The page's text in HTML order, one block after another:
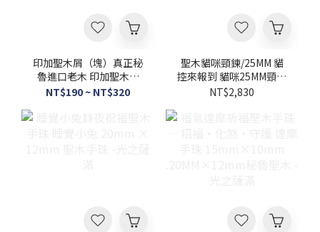
印加聖木屑（塊）真正秘
魯進口老木 印加聖木塊
秘魯聖木屑-光之薩滿
NT$190 ~ NT$320
聖木貓咪頸鍊/25MM 貓
控來報到 貓咪25MM頸鍊
- 光之薩滿
NT$2,830